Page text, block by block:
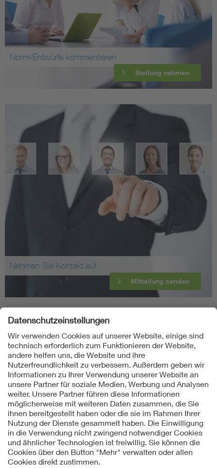
Norm-Entwürfe kommentieren
Stellung nehmen
Nehmen Sie Kontakt auf
Mitteilung senden
Folgen Sie uns
Kontakt
Impressum
Datenschutzinformationen